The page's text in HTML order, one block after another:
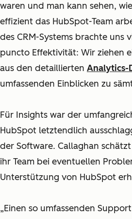
waren und man kann sehen,
effizient das HubSpot-Team
des CRM-Systems brachte uns
puncto Effektivität: Wir ziehen
aus den detaillierten Analytics-
umfassenden Einblicken zu
Für Insights war der
HubSpot letztendlich
der Software. Callaghan
ihr Team bei eventuellen
Unterstützung von HubSpot
„Einen so umfassenden